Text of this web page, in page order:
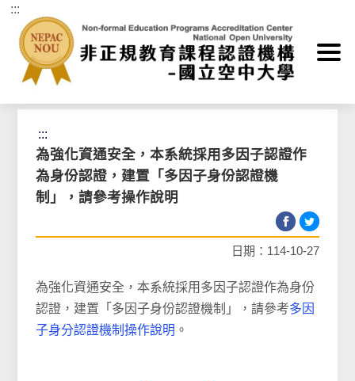
跳到主要內容區塊
:::
首頁>最新消息 非正規教育課程認證機構公告
:::
為強化資通安全，本系統採用多因子認證作
為身份認證，建置「多因子身份認證機
制」，請參考操作說明
日期：114-10-27
為強化資通安全，本系統採用多因子認證作為身份
認證，建置「多因子身份認證機制」，請參考多因
子身分認證機制操作說明 。